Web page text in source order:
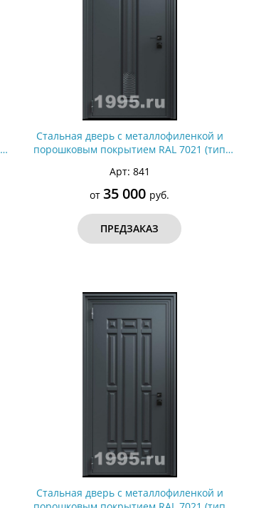
Стальная дверь с металлофиленкой и
порошковым покрытием RAL 7021 (тип
Арт: 841
от35 000 руб.
ПРЕДЗАКАЗ
Стальная дверь с металлофиленкой и